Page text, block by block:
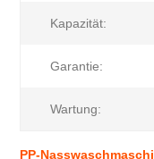
Kapazität:
Garantie:
Wartung:
PP-